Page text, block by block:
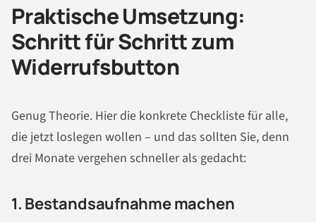
Praktische Umsetzung:
Schritt für Schritt zum
Widerrufsbutton
Genug Theorie. Hier die konkrete Checkliste für alle,
die jetzt loslegen wollen – und das sollten Sie, denn
drei Monate vergehen schneller als gedacht:
1. Bestandsaufnahme machen